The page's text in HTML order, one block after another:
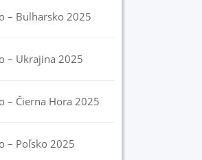
– Bulharsko 2025
– Ukrajina 2025
– Čierna Hora 2025
– Poľsko 2025